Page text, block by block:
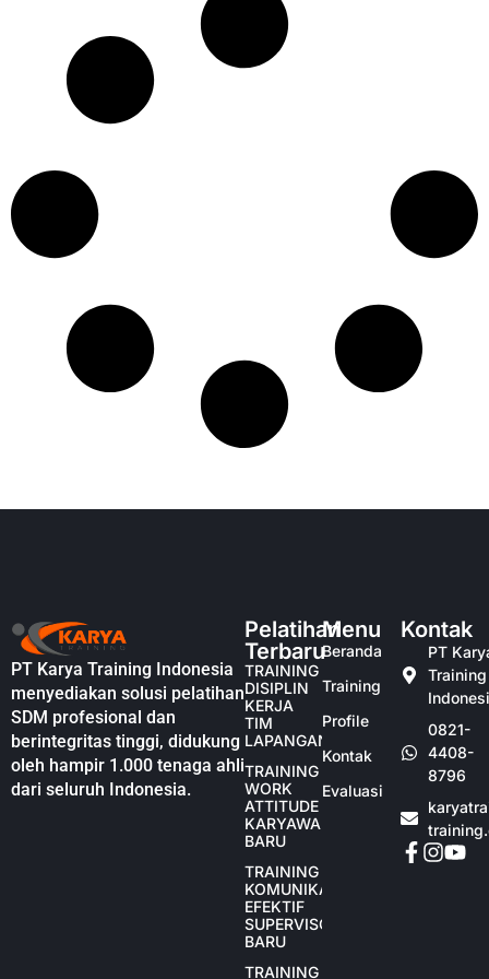
PT Karya Training Indonesia
menyediakan solusi pelatihan
SDM profesional dan
berintegritas tinggi, didukung
oleh hampir 1.000 tenaga ahli
dari seluruh Indonesia.
Pelatihan
Terbaru
TRAINING
DISIPLIN
KERJA
TIM
LAPANGAN
TRAINING
WORK
ATTITUDE
KARYAWAN
BARU
TRAINING
KOMUNIKASI
EFEKTIF
SUPERVISOR
BARU
TRAINING
Menu
Beranda
Training
Profile
Kontak
Evaluasi
Kontak
PT
Training
0821-
4408-
8796